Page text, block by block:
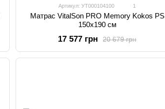
Артикул: УТ000104100 1
Матрас VitalSon PRO Memory Kokos PS
150х190 см
20 679 грн
17 577 грн